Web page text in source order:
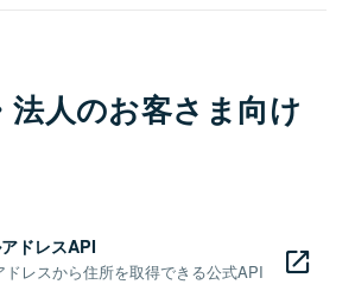
法人のお客さま向け
ドレスAPI
レスから住所を取得できる公式API